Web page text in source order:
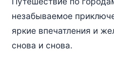
незабываемое
яркие впечатления и
снова и снова.